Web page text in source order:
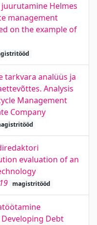
Helmes
management
on the example of
tarkvara analüüs ja
Analysis
Management
Company
evaluation of an
magistritööd
Debt